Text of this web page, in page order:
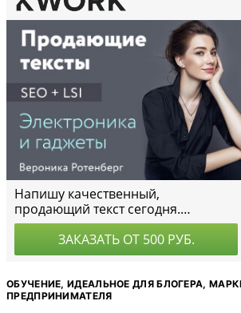
ОБУЧЕНИЕ, ИДЕАЛЬНОЕ ДЛЯ БЛОГЕРА,
ПРЕДПРИНИМАТЕЛЯ